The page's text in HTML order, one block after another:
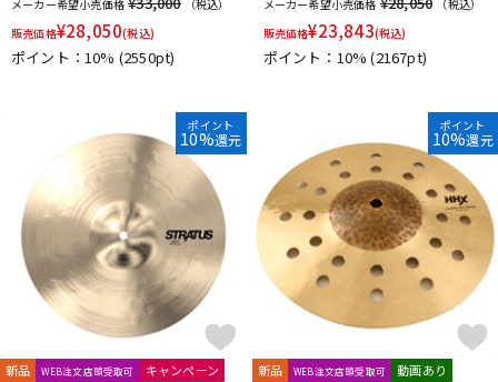
メーカー希望小売価格
（税込）
販売価格¥28,050(税込)
ポイント：10% (2550pt)
メーカー希望小売価格
（税込）
販売価格¥23,843(税込)
ポイント：10%(2167pt)
ポイント
10%還元
新品 WEB注文店頭受取可 キャンペーン
ポイント
10%還元
新品 WEB注文店頭受取可
動画あり